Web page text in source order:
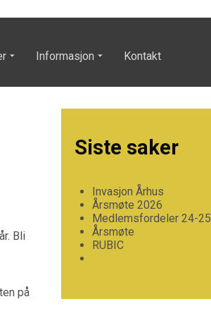
Informasjon Kontakt
Bli
på
Siste saker
Invasjon Århus
Årsmøte 2026
Medlemsfordeler 24-25
Årsmøte
RUBIC